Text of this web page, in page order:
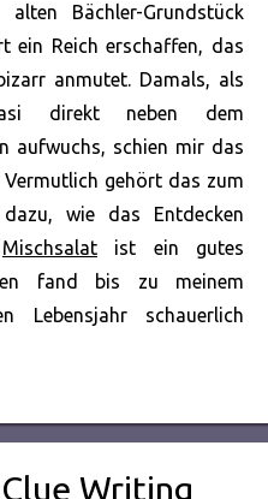
Bächler-Grundstück
ein Reich erschaffen, das
anmutet. Damals, als
direkt neben dem
aufwuchs, schien mir das
gehört das zum
dazu, wie das Entdecken
Mischsalatist ein gutes
fand bis zu meinem
Lebensjahr schauerlich
Writing